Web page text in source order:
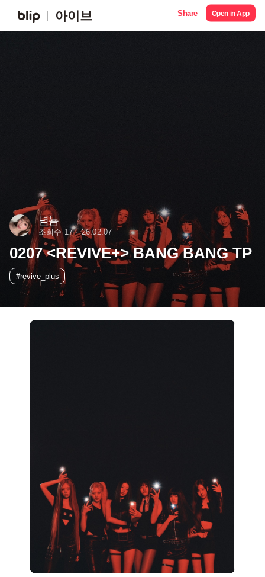
아이브 Share Open in App
념뇸
조회수 17 26.02.07
0207 <REVIVE+> BANG BANG TP
#revive_plus